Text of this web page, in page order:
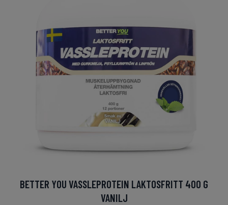
BETTER YOU VASSLEPROTEIN LAKTOSFRITT 400 G
VANILJ